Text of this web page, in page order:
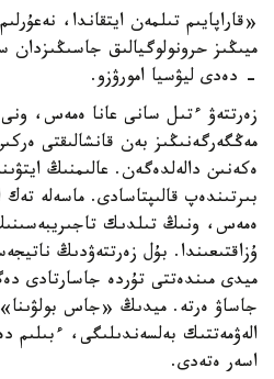
«قاراپايىم تىلمەن ايتقاندا،
ميىڭىز حرونولوگيالىق
- دەدى ليۋسيا امورۋزو.
زەرتتەۋ ءتىل سانى عانا ەمەس، ونى
مەڭگەرگەنىڭىز بەن قانشالىقتى
ەكەنىن دالەلدەگەن. عالىمنىڭ
بىرتىندەپ قالىپتاسادى. ماسەلە تەك
ەمەس، ونىڭ تىلدىك
ۇزاقتىعىندا. بۇل زەرتتەۋدىڭ
ميدى مىندەتتى تۇردە جاسارتادى
جاساۋ ەرتە. ميدىڭ «جاس بولۋىنا»
الەۋمەتتىك بەلسەندىلىگى،
اسەر ەتەدى.